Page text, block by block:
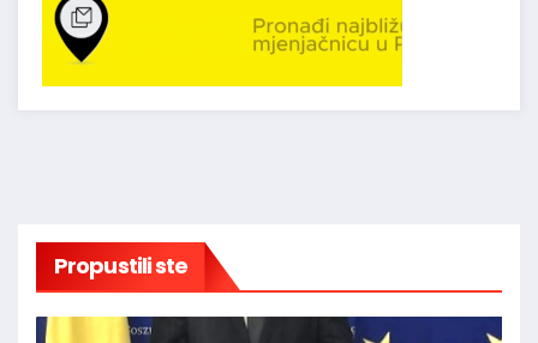
Propustili ste